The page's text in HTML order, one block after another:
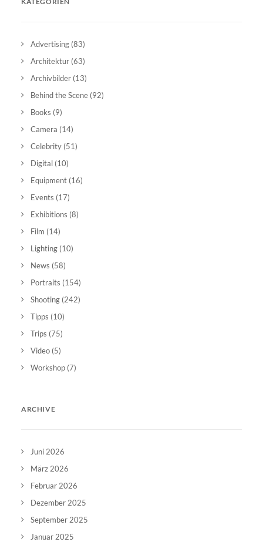
Advertising (83)
Architektur (63)
Archivbilder (13)
Behind the Scene (92)
Books (9)
Camera (14)
Celebrity (51)
Digital (10)
Equipment (16)
Events (17)
Exhibitions (8)
Film (14)
Lighting (10)
News (58)
Portraits (154)
Shooting (242)
Tipps (10)
Trips (75)
Video (5)
Workshop (7)
ARCHIVE
Juni 2026
März 2026
Februar 2026
Dezember 2025
September 2025
Januar 2025